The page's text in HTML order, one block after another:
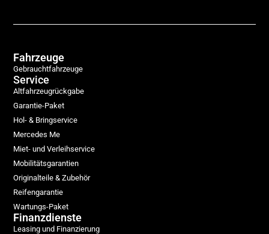
Fahrzeuge
Gebrauchtfahrzeuge
Service
Altfahrzeugrückgabe
Garantie-Paket
Hol- & Bringservice
Mercedes Me
Miet- und Verleihservice
Mobilitätsgarantien
Originalteile & Zubehör
Reifengarantie
Wartungs-Paket
Finanzdienste
Leasing und Finanzierung